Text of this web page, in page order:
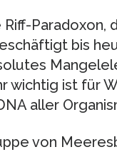
Paradoxon,
bis
wichtig ist für
aller
von